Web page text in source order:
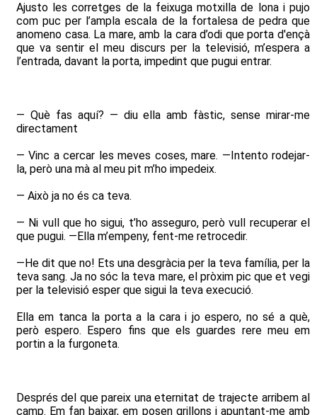
Ajusto les corretges de la feixuga motxilla de lona i pujo
com puc per l’ampla escala de la fortalesa de pedra que
anomeno casa. La mare, amb la cara d’odi que porta d'ençà
que va sentir el meu discurs per la televisió, m’espera a
l’entrada, davant la porta, impedint que pugui entrar.
— Què fas aquí? — diu ella amb fàstic, sense mirar-me
directament
— Vinc a cercar les meves coses, mare. —Intento rodejar-
la, però una mà al meu pit m’ho impedeix.
— Això ja no és ca teva.
— Ni vull que ho sigui, t’ho asseguro, però vull recuperar el
que pugui. —Ella m’empeny, fent-me retrocedir.
—He dit que no! Ets una desgràcia per la teva família, per la
teva sang. Ja no sóc la teva mare, el pròxim pic que et vegi
per la televisió esper que sigui la teva execució.
Ella em tanca la porta a la cara i jo espero, no sé a què,
però espero. Espero fins que els guardes rere meu em
portin a la furgoneta.
Després del que pareix una eternitat de trajecte arribem al
camp. Em fan baixar, em posen grillons i apuntant-me amb